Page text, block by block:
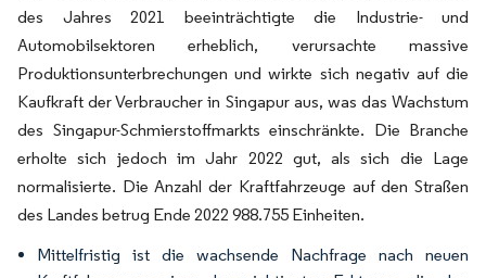
des Jahres 2021 beeinträchtigte die Industrie- und
Automobilsektoren erheblich, verursachte massive
Produktionsunterbrechungen und wirkte sich negativ auf die
Kaufkraft der Verbraucher in Singapur aus, was das Wachstum
des Singapur-Schmierstoffmarkts einschränkte. Die Branche
erholte sich jedoch im Jahr 2022 gut, als sich die Lage
normalisierte. Die Anzahl der Kraftfahrzeuge auf den Straßen
des Landes betrug Ende 2022 988.755 Einheiten.
Mittelfristig ist die wachsende Nachfrage nach neuen